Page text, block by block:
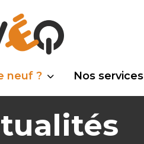
neuf ? Nos services